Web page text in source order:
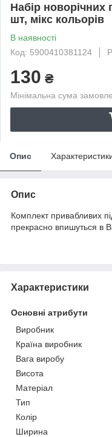
Набір новорічних
шт, мікс кольорів
В наявності
Код: 5900410381124
130 ₴
Мінімальна сума
Опис
Опис
Комплект привабливих
прекрасно впишуться в
Характеристики
Основні атрибути
Виробник
Країна виробник
Вага виробу
Висота
Матеріал
Тип
Колір
Ширина